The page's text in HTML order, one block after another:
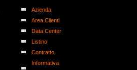
Azienda
Area Clienti
Data Center
Listino
Contratto
Informativa